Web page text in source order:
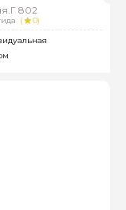
802
(
0)